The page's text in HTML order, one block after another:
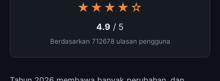
★★★★☆
4.9 / 5
Berdasarkan 712678 ulasan pengguna